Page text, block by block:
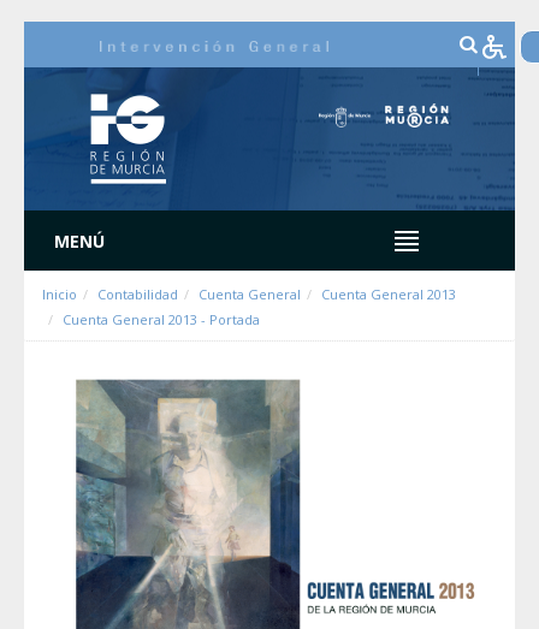
MENÚ
Inicio Contabilidad Cuenta General
Cuenta General 2013
Cuenta General 2013 - Portada